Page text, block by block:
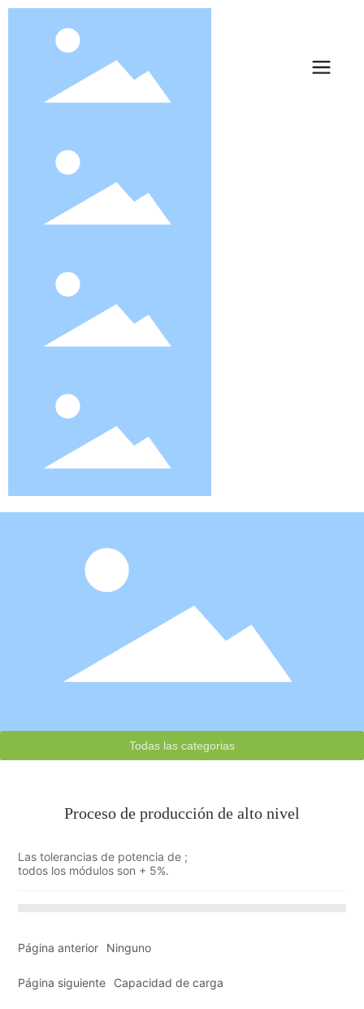
Todas las categorias
Proceso de producción de alto nivel
Las tolerancias de potencia de ;
todos los módulos son + 5%.
Página anterior Ninguno
Página siguiente Capacidad de carga